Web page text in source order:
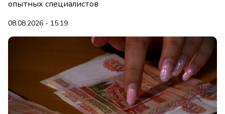
опытных специалистов
08.08.2026 - 15:19